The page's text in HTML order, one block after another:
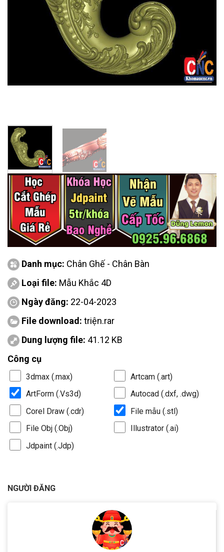
Danh mục: Chân Ghế - Chân Bàn
Loại file: Mẫu Khắc 4D
Ngày đăng: 22-04-2023
File download: triện.rar
Dung lượng file: 41.12 KB
Công cụ
3dmax (.max)
Artcam (.art)
ArtForm (.Vs3d)
Autocad (.dxf, .dwg)
Corel Draw (.cdr)
File mẫu (.stl)
File Obj (.Obj)
Illustrator (.ai)
Jdpaint (.Jdp)
NGƯỜI ĐĂNG